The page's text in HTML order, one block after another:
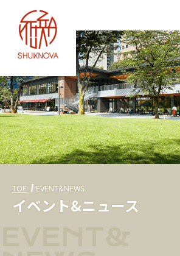
TOP EVENT&NEWS
イベント&ニュース